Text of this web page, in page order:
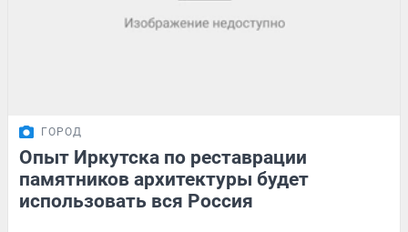
ГОРОД
Опыт Иркутска по реставрации
памятников архитектуры будет
использовать вся Россия